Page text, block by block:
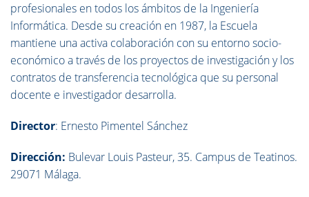
profesionales en todos los ámbitos de la Ingeniería
Informática. Desde su creación en 1987, la Escuela
mantiene una activa colaboración con su entorno socio-
económico a través de los proyectos de investigación y los
contratos de transferencia tecnológica que su personal
docente e investigador desarrolla.
Director: Ernesto Pimentel Sánchez
Dirección: Bulevar Louis Pasteur, 35. Campus de Teatinos.
29071 Málaga.